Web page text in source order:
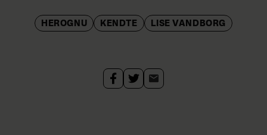
HEROGNU KENDTE LISE VANDBORG